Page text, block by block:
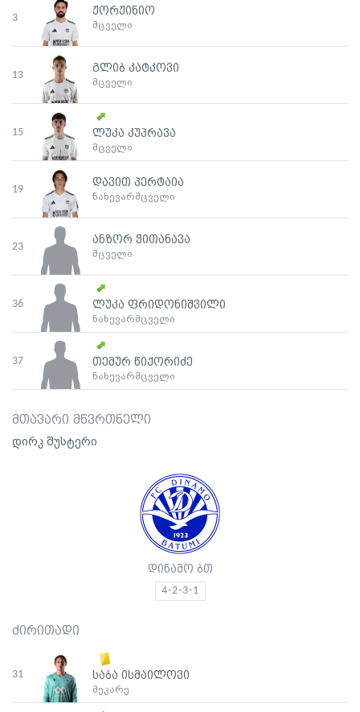
3
ჟორჟინიო
მცველი
13
გლიბ კატკოვი
მცველი
15 ლუკა კუპრავა
მცველი
19
დავით პერტაია
ნახევარმცველი
23
ანზორ ჭითანავა
მცველი
36 ლუკა ფრიდონიშვილი
ნახევარმცველი
37 თემურ წიქორიძე
ნახევარმცველი
მთავარი მწვრთნელი
დირკ შუსტერი
დინამო ბთ
4-2-3-1
ძირითადი
31 საბა ისმაილოვი
მეკარე